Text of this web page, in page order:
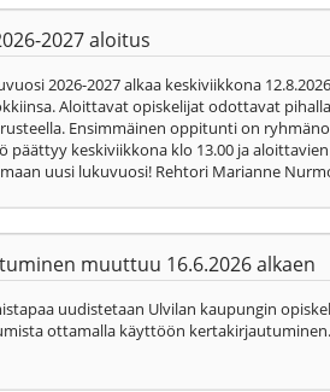
2027 aloitus
2026-2027 alkaa keskiviikkona
Aloittavat opiskelijat odottavat
Ensimmäinen oppitunti on
päättyy keskiviikkona klo 13.00 ja
uusi lukuvuosi! Rehtori Marianne
muuttuu 16.6.2026 alkaen
uudistetaan Ulvilan kaupungin
ottamalla käyttöön kertakirjautuminen.